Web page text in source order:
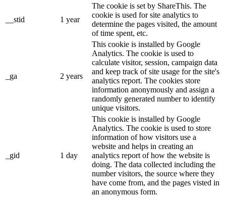
__stid 1 year
The cookie is set by ShareThis. The
cookie is used for site analytics to
determine the pages visited, the amount
of time spent, etc.
_ga 2 years
This cookie is installed by Google
Analytics. The cookie is used to
calculate visitor, session, campaign data
and keep track of site usage for the site's
analytics report. The cookies store
information anonymously and assign a
randomly generated number to identify
unique visitors.
_gid 1 day
This cookie is installed by Google
Analytics. The cookie is used to store
information of how visitors use a
website and helps in creating an
analytics report of how the website is
doing. The data collected including the
number visitors, the source where they
have come from, and the pages visted in
an anonymous form.